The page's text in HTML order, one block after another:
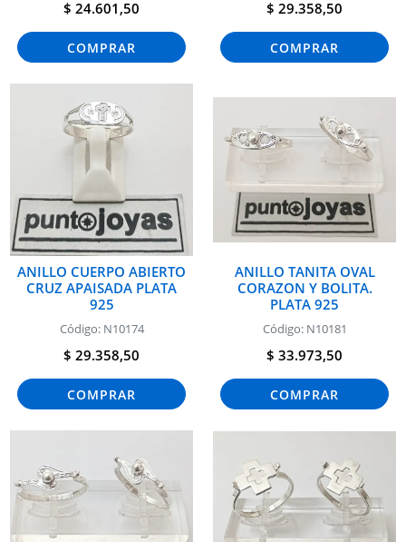
$ 24.601,50
COMPRAR
$ 29.358,50
COMPRAR
ANILLO CUERPO ABIERTO
CRUZ APAISADA PLATA
925
Código: N10174
$ 29.358,50
COMPRAR
ANILLO TANITA OVAL
CORAZON Y BOLITA.
PLATA 925
Código: N10181
$ 33.973,50
COMPRAR